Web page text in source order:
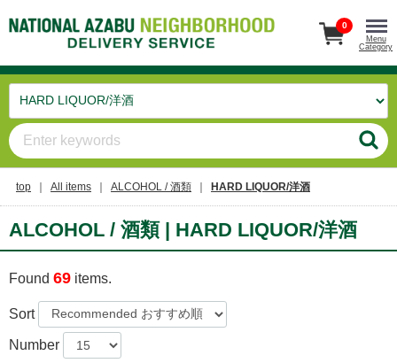
0
Menu
Category
top All items ALCOHOL / 酒類 HARD LIQUOR/洋酒
ALCOHOL / 酒類 | HARD LIQUOR/洋酒
Found 69 items.
Sort
Number